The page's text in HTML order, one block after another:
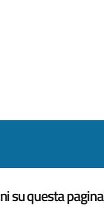
su questa